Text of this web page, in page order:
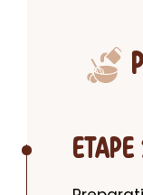
ETAPE